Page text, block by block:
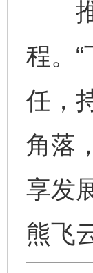
推
程。
任，
角落
享发
熊飞